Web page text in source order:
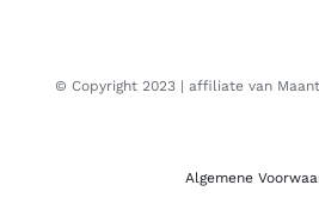
© Copyright 2023 | affiliate van
Algemene